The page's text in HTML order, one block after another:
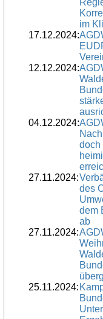
im
17.12.2024:
12.12.2024:
04.12.2024:
doch
27.11.2024:
des
dem
ab
27.11.2024:
25.11.2024: